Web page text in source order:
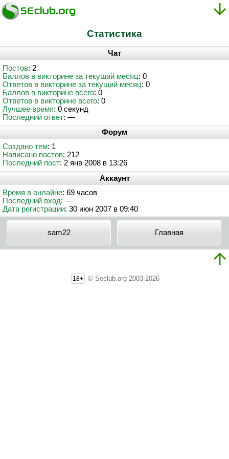
Статистика
Чат
Постов: 2
Баллов в викторине за текущий месяц: 0
Ответов в викторине за текущий месяц: 0
Баллов в викторине всего: 0
Ответов в викторине всего: 0
Лучшее время: 0 секунд
Последний ответ: —
Форум
Создано тем: 1
Написано постов: 212
Последний пост: 2 янв 2008 в 13:26
Аккаунт
Время в онлайне: 69 часов
Последний вход: —
Дата регистрации: 30 июн 2007 в 09:40
sam22 Главная
18+ © Seclub.org 2003-2026